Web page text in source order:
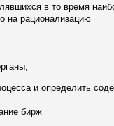
в то время
на рационализацию
и определить
бирж